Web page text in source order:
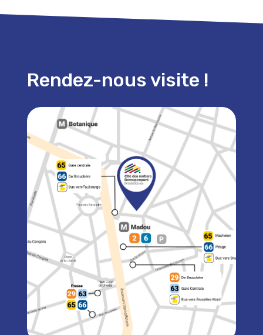
Rendez-nous visite !